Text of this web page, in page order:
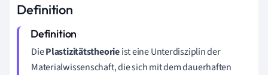
Definition
DiePlastizitätstheorieist eine Unterdisziplin der
Materialwissenschaft, die sich mit dem dauerhaften